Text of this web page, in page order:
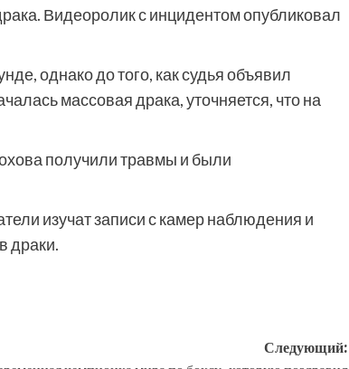
Видеоролик с инцидентом опубликовал
однако до того, как судья объявил
массовая драка, уточняется, что на
получили травмы и были
изучат записи с камер наблюдения и
драки.
Следующий: